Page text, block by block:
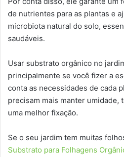
de nutrientes para as plantas e
microbiota natural do solo,
saudáveis.
Usar substrato orgânico no
principalmente se você fizer a
conta as necessidades de cada
precisam mais manter umidade,
uma melhor fixação.
Se o seu jardim tem muitas
Substrato para Folhagens